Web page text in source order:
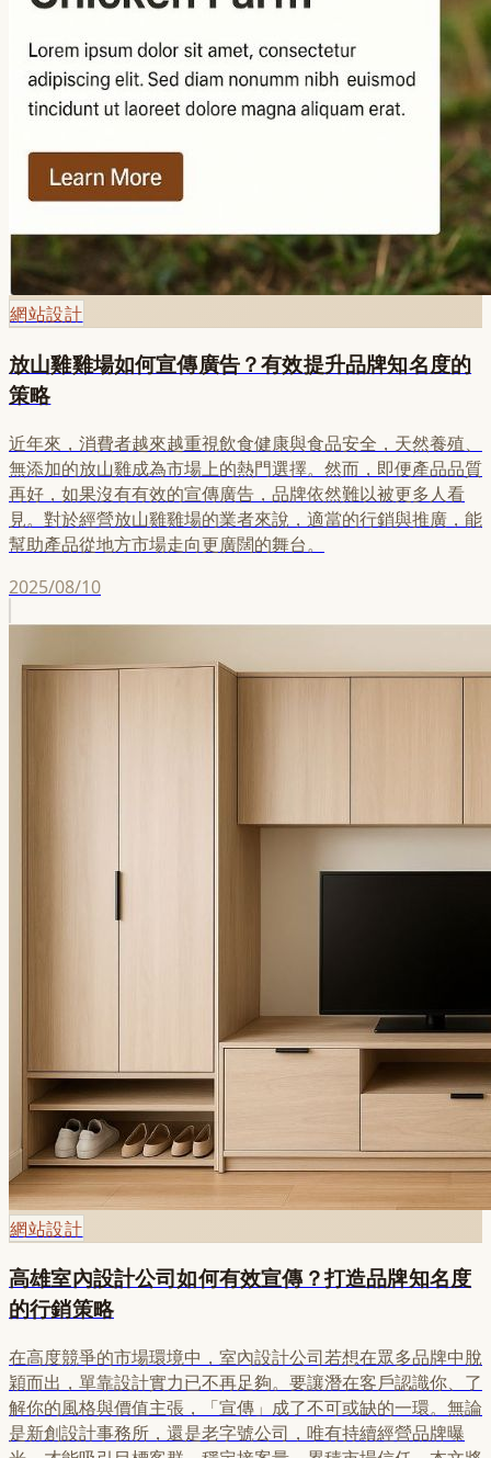
網站設計
放山雞雞場如何宣傳廣告？有效提升品牌知名度的
策略
近年來，消費者越來越重視飲食健康與食品安全，天然養殖、
無添加的放山雞成為市場上的熱門選擇。然而，即便產品品質
再好，如果沒有有效的宣傳廣告，品牌依然難以被更多人看
見。對於經營放山雞雞場的業者來說，適當的行銷與推廣，能
幫助產品從地方市場走向更廣闊的舞台。
2025/08/10
網站設計
高雄室內設計公司如何有效宣傳？打造品牌知名度
的行銷策略
在高度競爭的市場環境中，室內設計公司若想在眾多品牌中脫
穎而出，單靠設計實力已不再足夠。要讓潛在客戶認識你、了
解你的風格與價值主張，「宣傳」成了不可或缺的一環。無論
是新創設計事務所，還是老字號公司，唯有持續經營品牌曝